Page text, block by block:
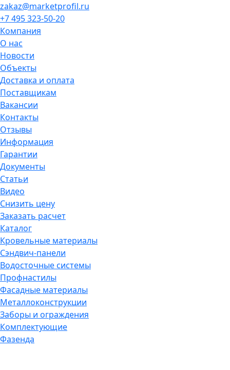
zakaz@marketprofil.ru
+7 495 323-50-20
Компания
О нас
Новости
Объекты
Доставка и оплата
Поставщикам
Вакансии
Контакты
Отзывы
Информация
Гарантии
Документы
Статьи
Видео
Снизить цену
Заказать расчет
Каталог
Кровельные материалы
Сэндвич-панели
Водосточные системы
Профнастилы
Фасадные материалы
Металлоконструкции
Заборы и ограждения
Комплектующие
Фазенда